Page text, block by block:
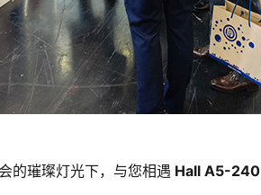
的璀璨灯光下，与您相遇 Hall A5-240